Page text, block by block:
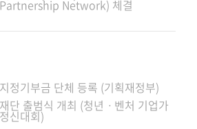
Partnership Network) 체결
지정기부금 단체 등록 (기획재정부)
재단 출범식 개최 (청년ㆍ벤처 기업가
정신대회)